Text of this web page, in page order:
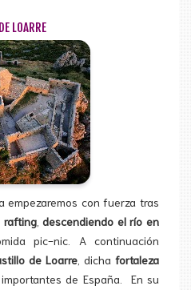
LOARRE
empezaremos con fuerza tras
rafting,descendiendo el río en
pic-nic. A continuación
de Loarre , dicha fortaleza
de España. En su